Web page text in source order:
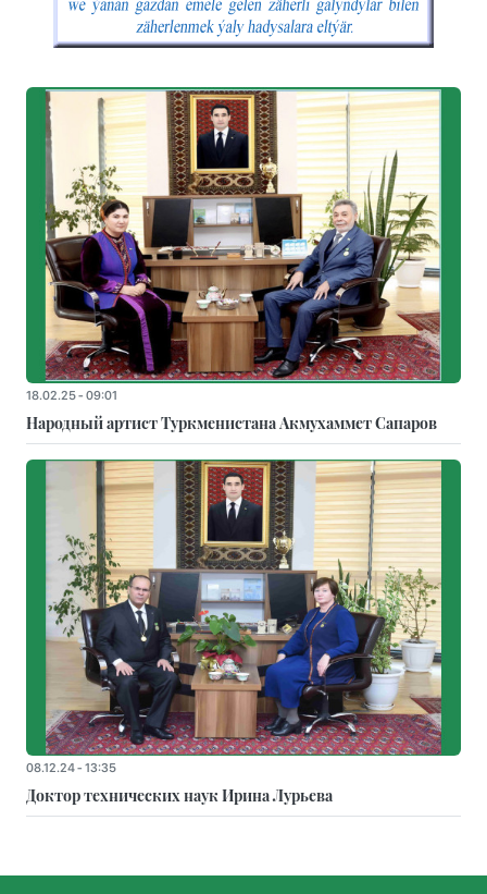
18.02.25 - 09:01
Народный артист Туркменистана Акмухаммет Сапаров
08.12.24 - 13:35
Доктор технических наук Ирина Лурьева